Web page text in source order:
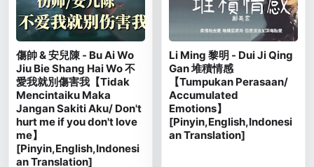
傷帥 & 安兒陳 - Bu Ai Wo
Jiu Bie Shang Hai Wo 不
愛我就別傷害我【Tidak
Mencintaiku Maka
Jangan Sakiti Aku/ Don't
hurt me if you don't love
me】
[Pinyin,English,Indonesi
an Translation]
Li Ming 黎明 - Dui Ji Qing
Gan 堆積情感
【Tumpukan Perasaan/
Accumulated
Emotions】
[Pinyin,English,Indonesi
an Translation]